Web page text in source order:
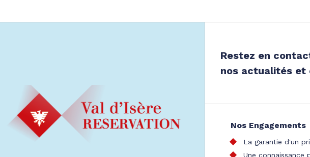
Restez en
nos actualités et
Nos Engagements
La garantie d'un
Une connaissance